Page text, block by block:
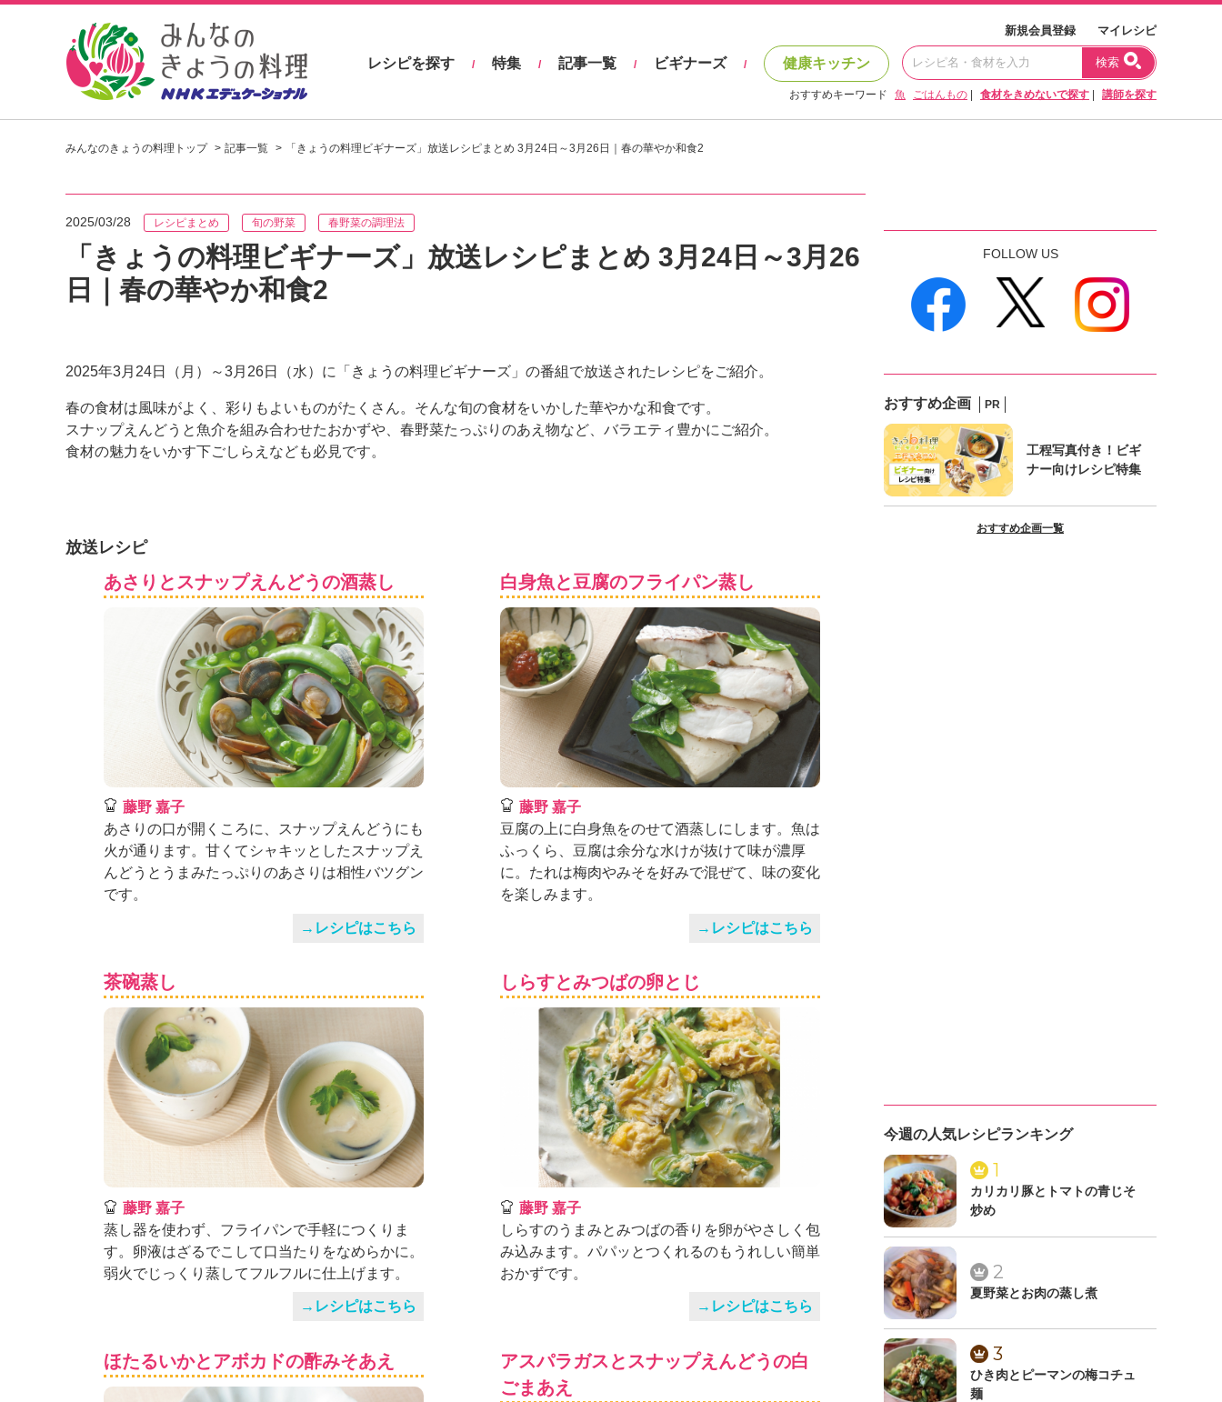
し
ピ
を
見
つ
け
N
K
エ
デ
ル
「
み
ん
な
の
き
ょ
う
の
料
新規会員登録 マイレシピ
レシピを探す / 特集 / 記事一覧 / ビギナーズ / 健康キッチン 検索
おすすめキーワード 魚 ごはんもの 食材をきめないで探す 講師を探す
みんなのきょうの料理トップ 記事一覧 「きょうの料理ビギナーズ」放送レシピまとめ 3月24日～3月26日｜春の華やか和食2
2025/03/28 レシピまとめ 旬の野菜 春野菜の調理法
「きょうの料理ビギナーズ」放送レシピまとめ 3月24日～3月26
日｜春の華やか和食2
2025年3月24日（月）～3月26日（水）に「きょうの料理ビギナーズ」の番組で放送されたレシピをご紹介。
春の食材は風味がよく、彩りもよいものがたくさん。そんな旬の食材をいかした華やかな和食です。
スナップえんどうと魚介を組み合わせたおかずや、春野菜たっぷりのあえ物など、バラエティ豊かにご紹介。
食材の魅力をいかす下ごしらえなども必見です。
放送レシピ
あさりとスナップえんどうの酒蒸し
藤野 嘉子
あさりの口が開くころに、スナップえんどうにも
火が通ります。甘くてシャキッとしたスナップえ
んどうとうまみたっぷりのあさりは相性バツグン
です。
→レシピはこちら
白身魚と豆腐のフライパン蒸し
藤野 嘉子
豆腐の上に白身魚をのせて酒蒸しにします。魚は
ふっくら、豆腐は余分な水けが抜けて味が濃厚
に。たれは梅肉やみそを好みで混ぜて、味の変化
を楽しみます。
→レシピはこちら
茶碗蒸し
藤野 嘉子
蒸し器を使わず、フライパンで手軽につくりま
す。卵液はざるでこして口当たりをなめらかに。
弱火でじっくり蒸してフルフルに仕上げます。
→レシピはこちら
しらすとみつばの卵とじ
藤野 嘉子
しらすのうまみとみつばの香りを卵がやさしく包
み込みます。パパッとつくれるのもうれしい簡単
おかずです。
→レシピはこちら
ほたるいかとアボカドの酢みそあえ
アスパラガスとスナップえんどうの白
ごまあえ
FOLLOW US
おすすめ企画 PR
工程写真付き！ビギ
ナー向けレシピ特集
おすすめ企画一覧
今週の人気レシピランキング
1
カリカリ豚とトマトの青じそ
炒め
2
夏野菜とお肉の蒸し煮
3
ひき肉とピーマンの梅コチュ
麺